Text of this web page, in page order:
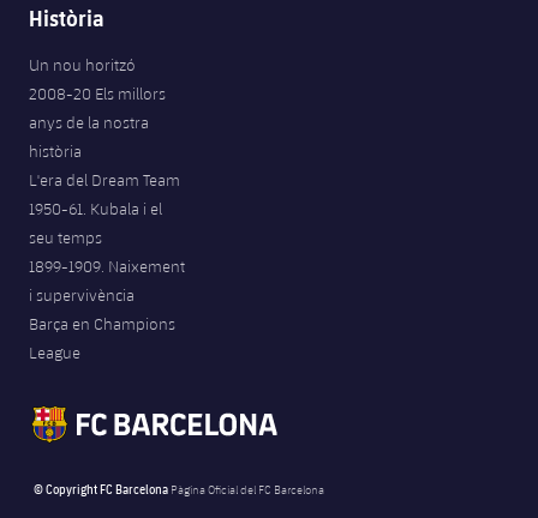
Història
Un nou horitzó
2008-20 Els millors
anys de la nostra
història
L'era del Dream Team
1950-61. Kubala i el
seu temps
1899-1909. Naixement
i supervivència
Barça en Champions
League
© Copyright FC Barcelona Pàgina Oficial del FC Barcelona